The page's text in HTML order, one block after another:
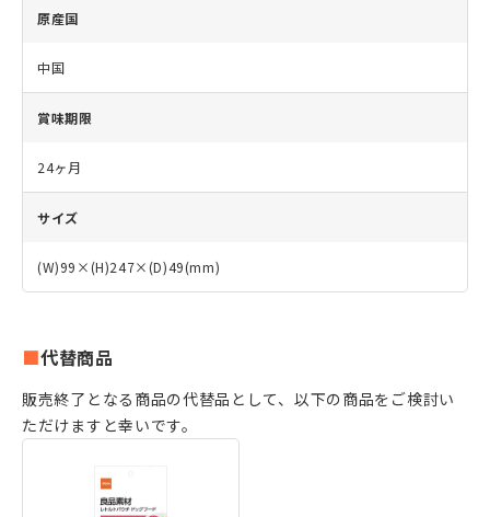
原産国
中国
賞味期限
24ヶ月
サイズ
(W)99×(H)247×(D)49(mm)
代替商品
販売終了となる商品の代替品として、以下の商品をご検討い
ただけますと幸いです。